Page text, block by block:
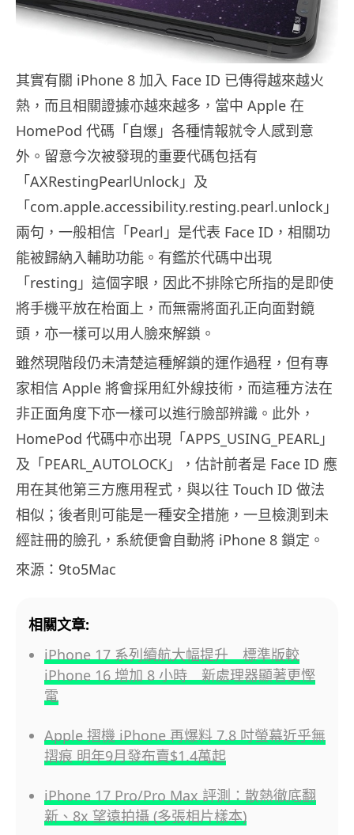
其實有關 iPhone 8 加入 Face ID 已傳得越來越火
熱，而且相關證據亦越來越多，當中 Apple 在
HomePod 代碼「自爆」各種情報就令人感到意
外。留意今次被發現的重要代碼包括有
「AXRestingPearlUnlock」及
「com.apple.accessibility.resting.pearl.unlock」
兩句，一般相信「Pearl」是代表 Face ID，相關功
能被歸納入輔助功能。有鑑於代碼中出現
「resting」這個字眼，因此不排除它所指的是即使
將手機平放在枱面上，而無需將面孔正向面對鏡
頭，亦一樣可以用人臉來解鎖。
雖然現階段仍未清楚這種解鎖的運作過程，但有專
家相信 Apple 將會採用紅外線技術，而這種方法在
非正面角度下亦一樣可以進行臉部辨識。此外，
HomePod 代碼中亦出現「APPS_USING_PEARL」
及「PEARL_AUTOLOCK」，估計前者是 Face ID 應
用在其他第三方應用程式，與以往 Touch ID 做法
相似；後者則可能是一種安全措施，一旦檢測到未
經註冊的臉孔，系統便會自動將 iPhone 8 鎖定。
來源：9to5Mac
相關文章:
iPhone 17 系列續航大幅提升 標準版較
iPhone 16 增加 8 小時 新處理器顯著更慳
電
Apple 摺機 iPhone 再爆料 7.8 吋螢幕近乎無
摺痕 明年9月發布賣$1.4萬起
iPhone 17 Pro/Pro Max 評測：散熱徹底翻
新、8x 望遠拍攝 (多張相片樣本)